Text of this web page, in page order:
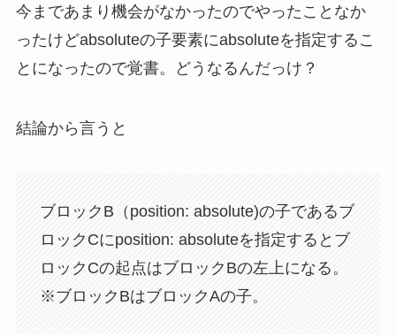
今まであまり機会がなかったのでやったことなか
ったけどabsoluteの子要素にabsoluteを指定するこ
とになったので覚書。どうなるんだっけ？
結論から言うと
ブロックB（position: absolute)の子であるブ
ロックCにposition: absoluteを指定するとブ
ロックCの起点はブロックBの左上になる。
※ブロックBはブロックAの子。